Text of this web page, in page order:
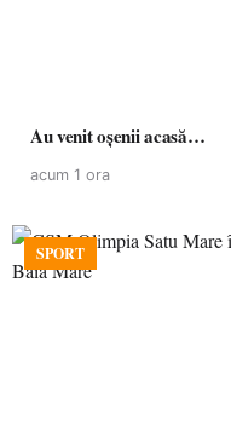
Au venit oșenii acasă…
acum 1 ora
SPORT